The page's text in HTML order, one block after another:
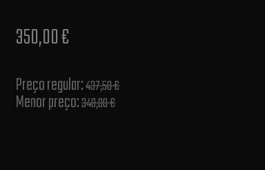
350,00 €
Preço regular:437,50 €
Menor preço:348,00 €